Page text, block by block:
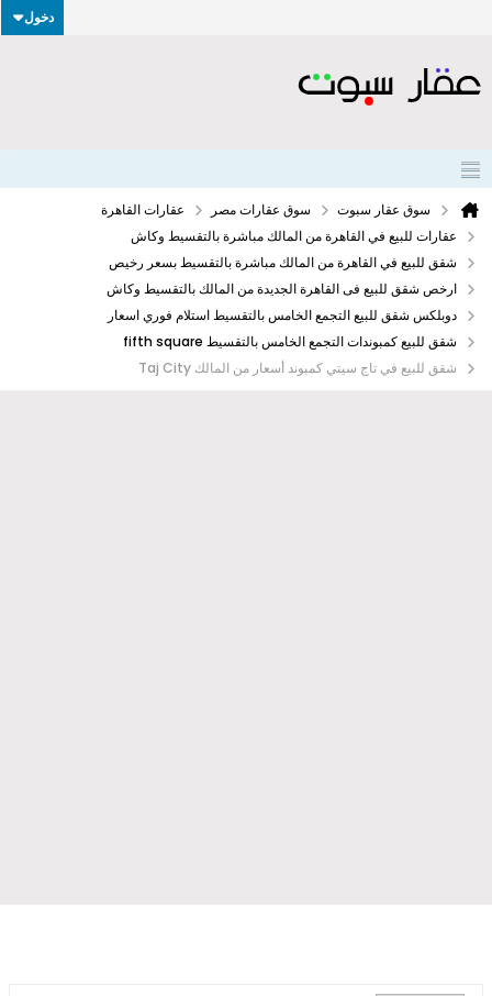
دخول
سوق عقار سبوت سوق عقارات مصر
عقارات القاهرة
عقارات للبيع في القاهرة من المالك مباشرة بالتقسيط وكاش
شقق للبيع في القاهرة من المالك مباشرة بالتقسيط بسعر رخيص
ارخص شقق للبيع فى القاهرة الجديدة من المالك بالتقسيط وكاش
دوبلكس شقق للبيع التجمع الخامس بالتقسيط استلام فوري اسعار
شقق للبيع كمبوندات التجمع الخامس بالتقسيط fifth square
شقق للبيع في تاج سيتي كمبوند أسعار من المالك Taj City